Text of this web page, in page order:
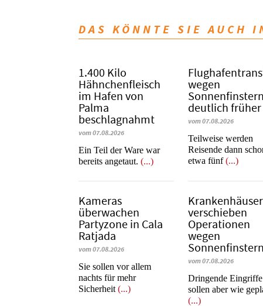
DAS KÖNNTE SIE AUCH
1.400 Kilo
Hähnchenfleisch
im Hafen von
Palma
beschlagnahmt
vom 07.08.2026
​​​​​​​Ein Teil der Ware war
bereits angetaut. (...)
wegen
deutlich früher
vom 07.08.2026
Teilweise werden
Reisende dann
etwa fünf(...)
Kameras
überwachen
Partyzone in Cala
Ratjada
vom 07.08.2026
Sie sollen vor allem
nachts für mehr
Sicherheit (...)
Krankenhäuser
verschieben
Operationen
wegen
vom 07.08.2026
Dringende Eingriffe
sollen aber wie
(...)